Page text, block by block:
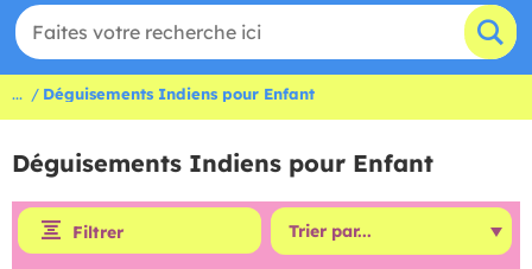
... Déguisements Indiens pour Enfant
Déguisements Indiens pour Enfant
Filtrer